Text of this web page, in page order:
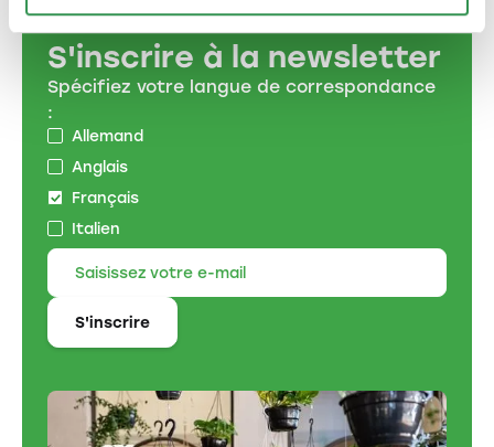
S'inscrire à la newsletter
Spécifiez votre langue de correspondance
:
Allemand
Anglais
Français
Italien